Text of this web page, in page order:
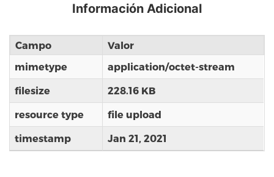
Información Adicional
Campo
Valor
mimetype
application/octet-stream
filesize 228.16 KB
resource type file upload
timestamp Jan 21, 2021